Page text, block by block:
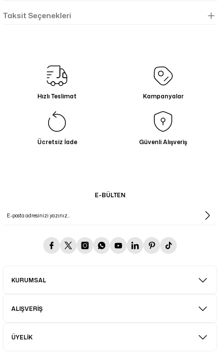
Taksit Seçenekleri
Hızlı Teslimat Kampanyalar
Ücretsiz İade Güvenli Alışveriş
E-BÜLTEN
KURUMSAL
ALIŞVERİŞ
ÜYELİK